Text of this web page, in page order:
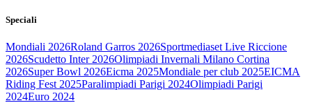
Speciali
Mondiali 2026Roland Garros 2026Sportmediaset Live Riccione
2026Scudetto Inter 2026Olimpiadi Invernali Milano Cortina
2026Super Bowl 2026Eicma 2025Mondiale per club 2025EICMA
Riding Fest 2025Paralimpiadi Parigi 2024Olimpiadi Parigi
2024Euro 2024